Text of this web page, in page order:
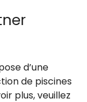
d’une
de piscines
plus, veuillez